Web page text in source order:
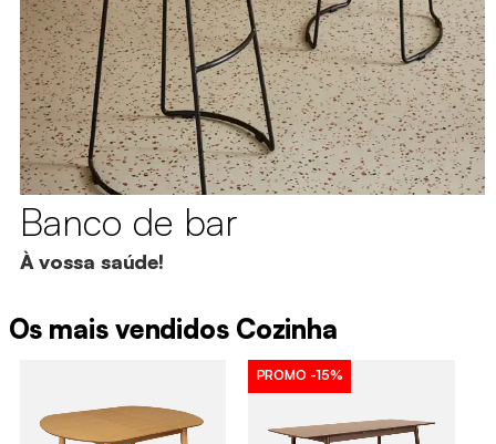
Banco de bar
À vossa saúde!
Os mais vendidos Cozinha
PROMO -15%